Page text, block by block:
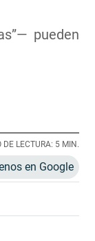
pueden
DE LECTURA: 5 MIN.
en Google